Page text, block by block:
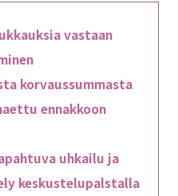
vastaan
korvaussummasta
ennakkoon
uhkailu ja
keskustelupalstalla